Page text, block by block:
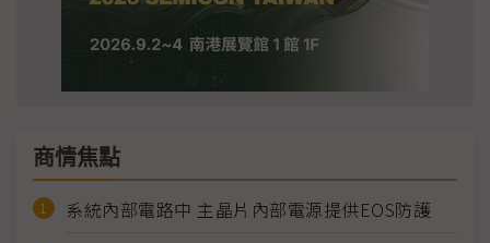
商情焦點
系統內部電路中 主晶片內部電源提供EOS防護